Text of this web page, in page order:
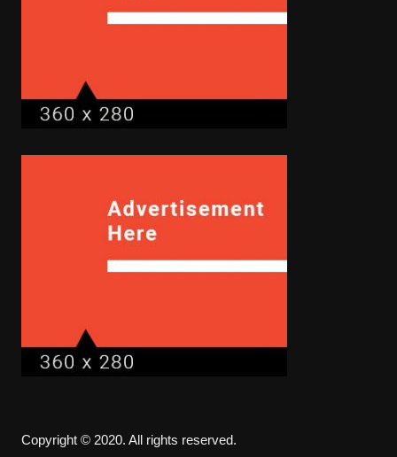
Copyright © 2020. All rights reserved.